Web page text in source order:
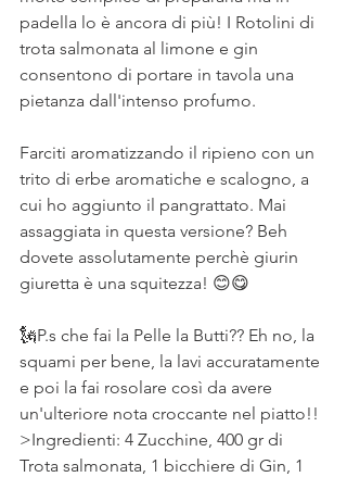
padella lo è ancora di più! I Rotolini di
trota salmonata al limone e gin
consentono di portare in tavola una
pietanza dall'intenso profumo.
Farciti aromatizzando il ripieno con un
trito di erbe aromatiche e scalogno, a
cui ho aggiunto il pangrattato. Mai
assaggiata in questa versione? Beh
dovete assolutamente perchè giurin
giuretta è una squitezza! 😊😋
🗽P.s che fai la Pelle la Butti?? Eh no, la
squami per bene, la lavi accuratamente
e poi la fai rosolare così da avere
un'ulteriore nota croccante nel piatto!!
>Ingredienti: 4 Zucchine, 400 gr di
Trota salmonata, 1 bicchiere di Gin, 1